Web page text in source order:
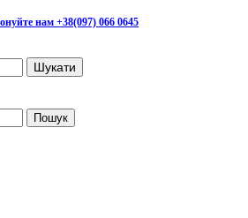
нам +38(097) 066 0645
Пошук